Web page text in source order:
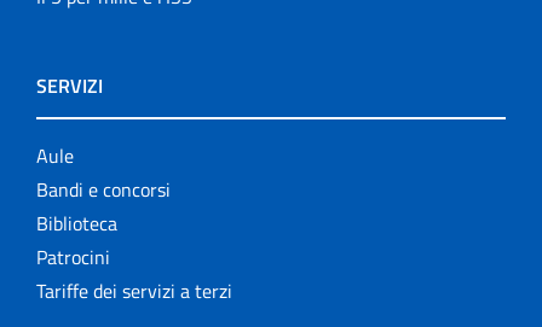
SERVIZI
Aule
Bandi e concorsi
Biblioteca
Patrocini
Tariffe dei servizi a terzi